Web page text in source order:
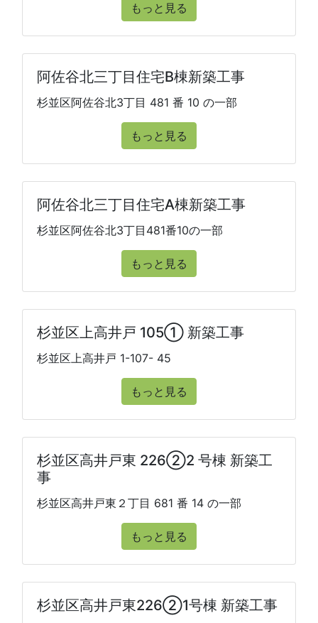
もっと見る
阿佐谷北三丁目住宅B棟新築工事
杉並区阿佐谷北3丁目 481 番 10 の一部
もっと見る
阿佐谷北三丁目住宅A棟新築工事
杉並区阿佐谷北3丁目481番10の一部
もっと見る
杉並区上高井戸 105① 新築工事
杉並区上高井戸 1-107- 45
もっと見る
杉並区高井戸東 226②2 号棟 新築工
事
杉並区高井戸東２丁目 681 番 14 の一部
もっと見る
杉並区高井戸東226②1号棟 新築工事